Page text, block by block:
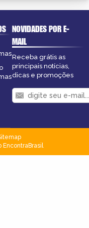
NOVIDADES POR E-
MAIL
Receba grátis as
principais notícias,
dicas e promoções